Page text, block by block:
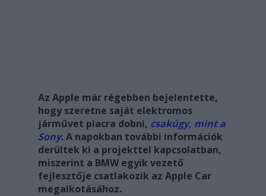
Az Apple már régebben bejelentette,
hogy szeretne saját elektromos
járművet piacra dobni, csakúgy, mint a
Sony. A napokban további információk
derültek ki a projekttel kapcsolatban,
miszerint a BMW egyik vezető
fejlesztője csatlakozik az Apple Car
megalkotásához.